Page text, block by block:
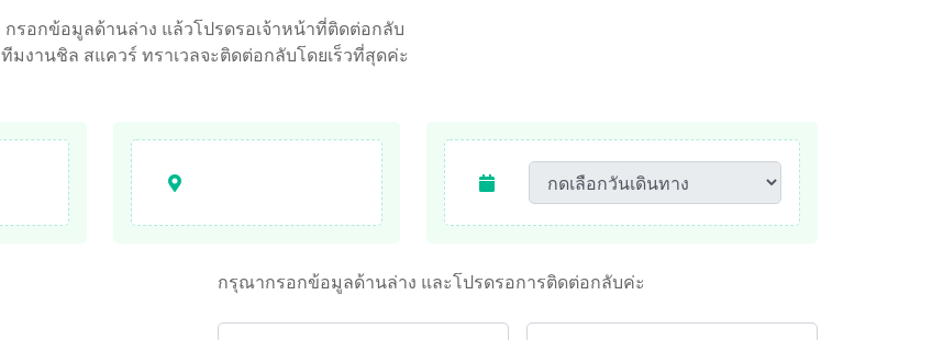
กรอกข้อมูลด้านล่าง แล้วโปรดรอเจ้าหน้าที่ติดต่อกลับ
ทีมงานชิล สแควร์ ทราเวลจะติดต่อกลับโดยเร็วที่สุดค่ะ
กรุณากรอกข้อมูลด้านล่าง และโปรดรอการติดต่อกลับค่ะ